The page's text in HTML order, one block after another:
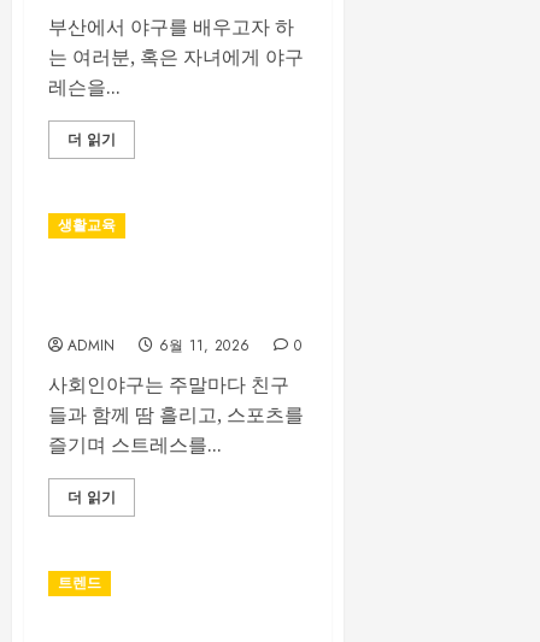
부산에서 야구를 배우고자 하
는 여러분, 혹은 자녀에게 야구
레슨을...
더 읽기
생활교육
ADMIN 6월 11, 2026 0
사회인야구는 주말마다 친구
들과 함께 땀 흘리고, 스포츠를
즐기며 스트레스를...
더 읽기
트렌드